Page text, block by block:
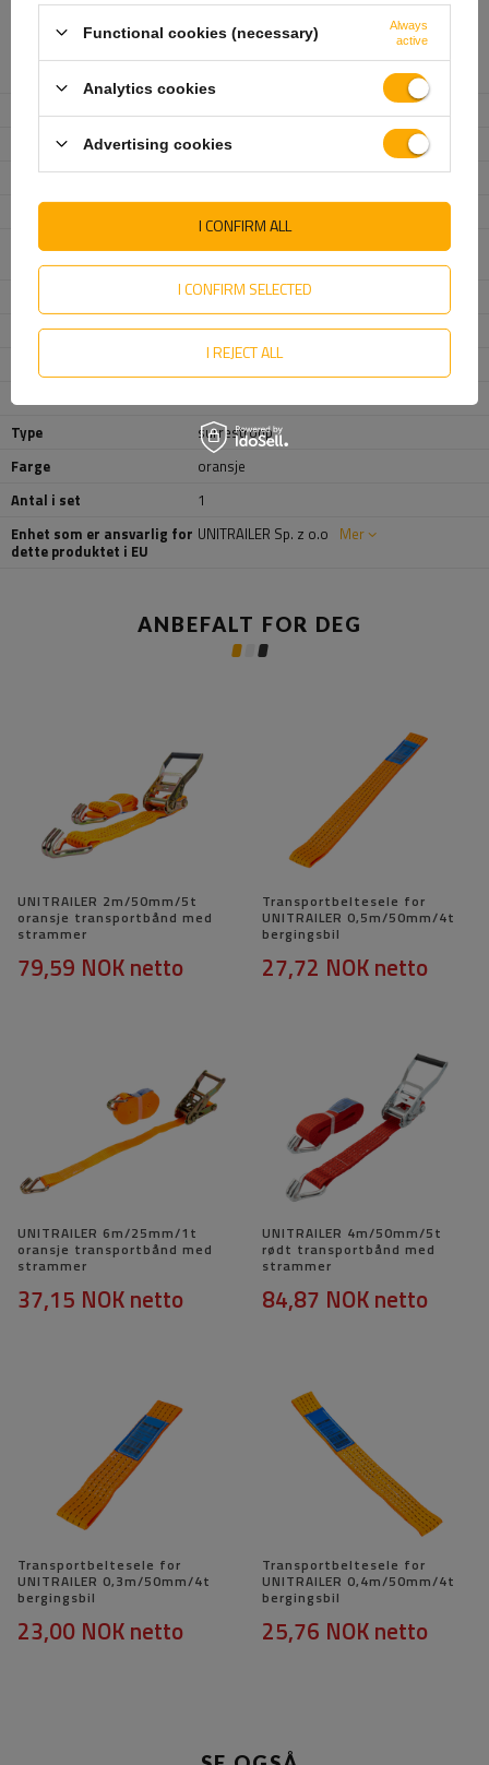
Produktkode
UT000514
Surrestroppens lengde
4 m
Surrestroppens bredde
25 mm
Surringskapasitet (LC)
Surringskapasitet (LC) med
direkte trekk
0,5 ton (500 daN)
Standard spennkraft (STF)165 daN
Standard håndkraft (SHF) 50 daN
7 %
Krokens bredde
Type
surrestropp
Farge
oransje
Antal i set
1
Enhet som er ansvarlig for
dette produktet i EU
UNITRAILER Sp. z o.o Mer
ANBEFALT FOR DEG
UNITRAILER 2m/50mm/5t
oransje transportbånd med
strammer
79,59 NOKnetto
Transportbeltesele for
UNITRAILER 0,5m/50mm/4t
bergingsbil
27,72 NOKnetto
UNITRAILER 6m/25mm/1t
oransje transportbånd med
strammer
37,15 NOKnetto
UNITRAILER 4m/50mm/5t
rødt transportbånd med
strammer
84,87 NOKnetto
Transportbeltesele for
UNITRAILER 0,3m/50mm/4t
bergingsbil
23,00 NOKnetto
Transportbeltesele for
UNITRAILER 0,4m/50mm/4t
bergingsbil
25,76 NOKnetto
Functional cookies (necessary)
Always
active
Analytics cookies
Advertising cookies
I CONFIRM SELECTED
I REJECT ALL
I CONFIRM ALL